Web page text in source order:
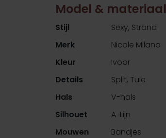
Model & materiaal
Stijl
Sexy, Strand
Merk
Nicole Milano
Kleur
Ivoor
Details
Split, Tule
Hals
V-hals
Silhouet
A-Lijn
Mouwen
Bandjes